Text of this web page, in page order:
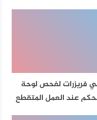
فريزرات لفحص لوحة
عند العمل المتقطع